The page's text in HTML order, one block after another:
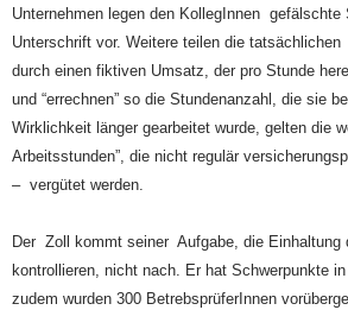
Unternehmen legen den KollegInnen
Unterschrift vor. Weitere teilen die
durch einen fiktiven Umsatz, der pro Stunde
und “errechnen” so die Stundenanzahl, die sie
Wirklichkeit länger gearbeitet wurde, gelten die
Arbeitsstunden”, die nicht regulär
– vergütet werden.
Der Zoll kommt seiner Aufgabe, die Einhaltung
kontrollieren, nicht nach. Er hat Schwerpunkte
zudem wurden 300 BetrebsprüferInnen